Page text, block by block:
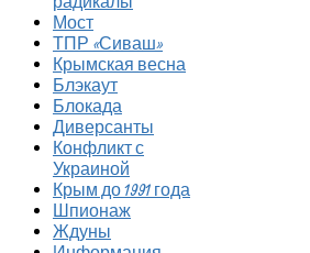
Мост
ТПР «Сиваш»
Крымская весна
Блэкаут
Блокада
Диверсанты
Конфликт с
Украиной
Крым до 1991 года
Шпионаж
Ждуны